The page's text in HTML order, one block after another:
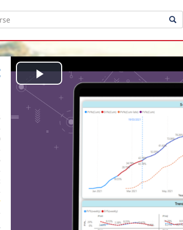
Play
Video